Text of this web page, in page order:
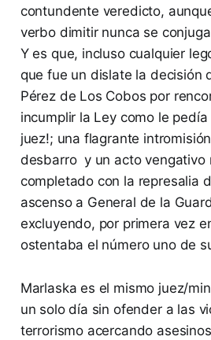
contundente veredicto,
verbo dimitir nunca se
Y es que, incluso cualquier
que fue un dislate la decisión
Pérez de Los Cobos por
incumplir la Ley como le pedía
juez!; una flagrante
desbarro y un acto vengativo
completado con la represalia
ascenso a General de la
excluyendo, por primera vez
ostentaba el número uno de
Marlaska es el mismo juez/
un solo día sin ofender a las
terrorismo acercando